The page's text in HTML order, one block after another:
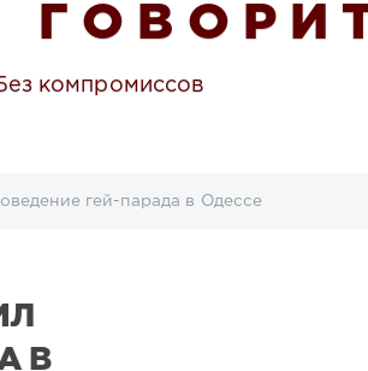
О В О Р И
компромиссов
гей-парада в Одессе
В